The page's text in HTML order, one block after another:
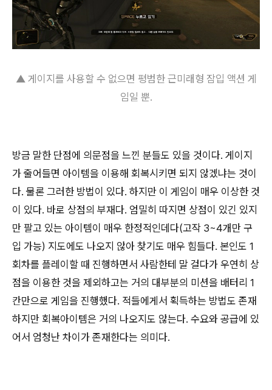
▲ 게이지를 사용할 수 없으면 평범한 근미래형 잠입 액션 게
임일 뿐.
방금 말한 단점에 의문점을 느낀 분들도 있을 것이다. 게이지
가 줄어들면 아이템을 이용해 회복시키면 되지 않겠냐는 것이
다. 물론 그러한 방법이 있다. 하지만 이 게임이 매우 이상한 것
이 있다. 바로 상점의 부재다. 엄밀히 따지면 상점이 있긴 있지
만 팔고 있는 아이템이 매우 한정적인데다(고작 3~4개만 구
입 가능) 지도에도 나오지 않아 찾기도 매우 힘들다. 본인도 1
회차를 플레이할 때 진행하면서 사람한테 말 걸다가 우연히 상
점을 이용한 것을 제외하고는 거의 대부분의 미션을 배터리 1
칸만으로 게임을 진행했다. 적들에게서 획득하는 방법도 존재
하지만 회복아이템은 거의 나오지도 않는다. 수요와 공급에 있
어서 엄청난 차이가 존재한다는 의미다.